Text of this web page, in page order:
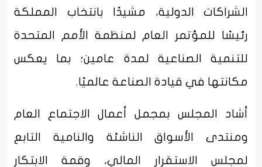
الشراكات الدولية، مشيدًا بانتخاب المملكة
رئيسًا للمؤتمر العام لمنظمة الأمم المتحدة
للتنمية الصناعية لمدة عامين؛ بما يعكس
مكانتها في قيادة الصناعة عالميًا.
أشاد المجلس بمجمل أعمال الاجتماع العام
ومنتدى الأسواق الناشئة والنامية التابع
لمجلس الاستقرار المالي، وقمة الابتكار